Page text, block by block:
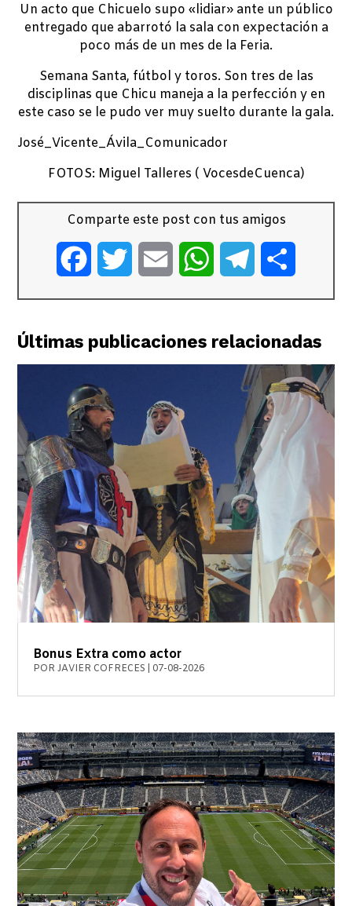
Un acto que Chicuelo supo «lidiar» ante un público
entregado que abarrotó la sala con expectación a
poco más de un mes de la Feria.
Semana Santa, fútbol y toros. Son tres de las
disciplinas que Chicu maneja a la perfección y en
este caso se le pudo ver muy suelto durante la gala.
José_Vicente_Ávila_Comunicador
FOTOS: Miguel Talleres ( VocesdeCuenca)
Comparte este post con tus amigos
FacebookTwitter Email WhatsAppTelegram
Últimas publicaciones relacionadas
Bonus Extra como actor
PORJAVIER COFRECES 07-08-2026